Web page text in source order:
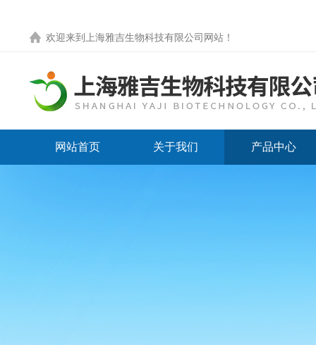
欢迎来到 上海雅吉生物科技有限公司网站 ！
网站首页 关于我们 产品中心